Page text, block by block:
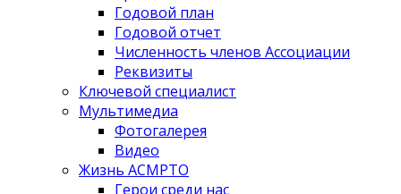
Годовой план
Годовой отчет
Численность членов Ассоциации
Реквизиты
Ключевой специалист
Мультимедиа
Фотогалерея
Видео
Жизнь АСМРТО
Герои среди нас